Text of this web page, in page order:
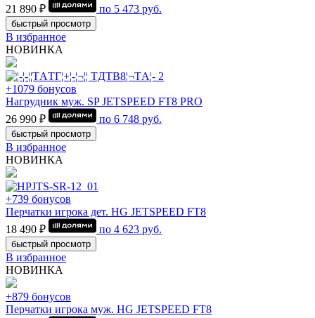
21 890 ₽
по 5 473 руб.
быстрый просмотр
В избранное
НОВИНКА
+1079 бонусов
Нагрудник муж. SP JETSPEED FT8 PRO
26 990 ₽
по 6 748 руб.
быстрый просмотр
В избранное
НОВИНКА
+739 бонусов
Перчатки игрока дет. HG JETSPEED FT8
18 490 ₽
по 4 623 руб.
быстрый просмотр
В избранное
НОВИНКА
+879 бонусов
Перчатки игрока муж. HG JETSPEED FT8